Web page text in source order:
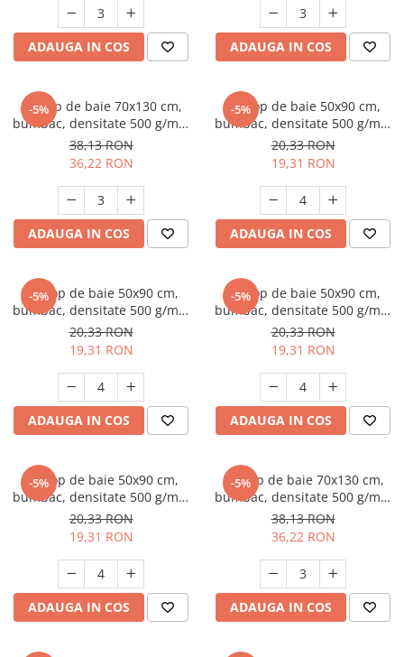
ADAUGA IN COS ADAUGA IN COS
-5%
Prosop de baie 70x130 cm,
bumbac, densitate 500 g/mp,
Grena
38,13 RON
36,22 RON
ADAUGA IN COS
-5%
Prosop de baie 50x90 cm,
bumbac, densitate 500 g/mp,
Rosu
20,33 RON
19,31 RON
ADAUGA IN COS
-5%
Prosop de baie 50x90 cm,
bumbac, densitate 500 g/mp,
Bleumarin
20,33 RON
19,31 RON
ADAUGA IN COS
-5%
Prosop de baie 50x90 cm,
bumbac, densitate 500 g/mp,
Maro
20,33 RON
19,31 RON
ADAUGA IN COS
-5%
Prosop de baie 50x90 cm,
bumbac, densitate 500 g/mp,
alb
20,33 RON
19,31 RON
ADAUGA IN COS
-5%
Prosop de baie 70x130 cm,
bumbac, densitate 500 g/mp,
Alb
38,13 RON
36,22 RON
ADAUGA IN COS